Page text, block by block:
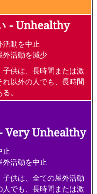
- Unhealthy
活動を中止
外活動を減少
供は、長時間または激
以外の人でも、長時間
。
Very Unhealthy
止
活動を中止
供は、全ての屋外活動
でも、長時間または激